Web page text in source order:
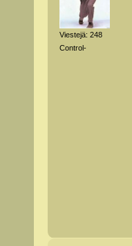
Viestejä: 248
Control-